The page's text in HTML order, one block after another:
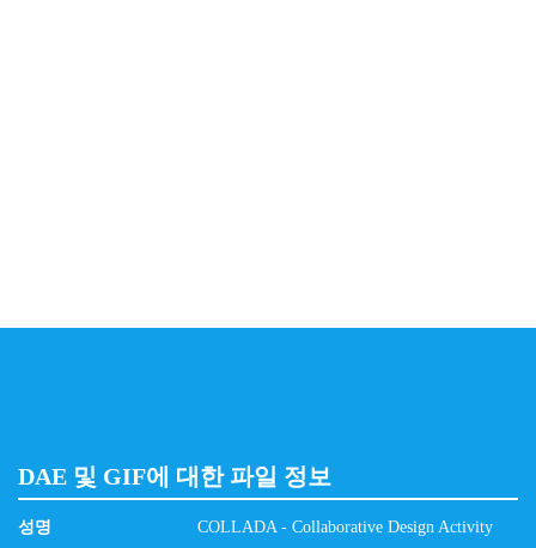
DAE 및 GIF에 대한 파일 정보
성명
COLLADA - Collaborative Design Activity